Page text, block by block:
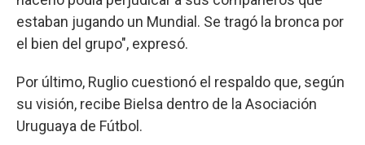
estaban jugando un Mundial. Se tragó la bronca por
el bien del grupo", expresó.
Por último, Ruglio cuestionó el respaldo que, según
su visión, recibe Bielsa dentro de la Asociación
Uruguaya de Fútbol.